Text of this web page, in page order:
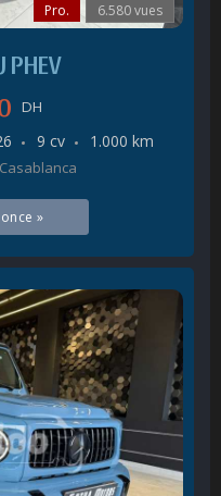
Pro. 6.580 vues
PHEV
DH
9 cv 1.000 km
Casablanca
»